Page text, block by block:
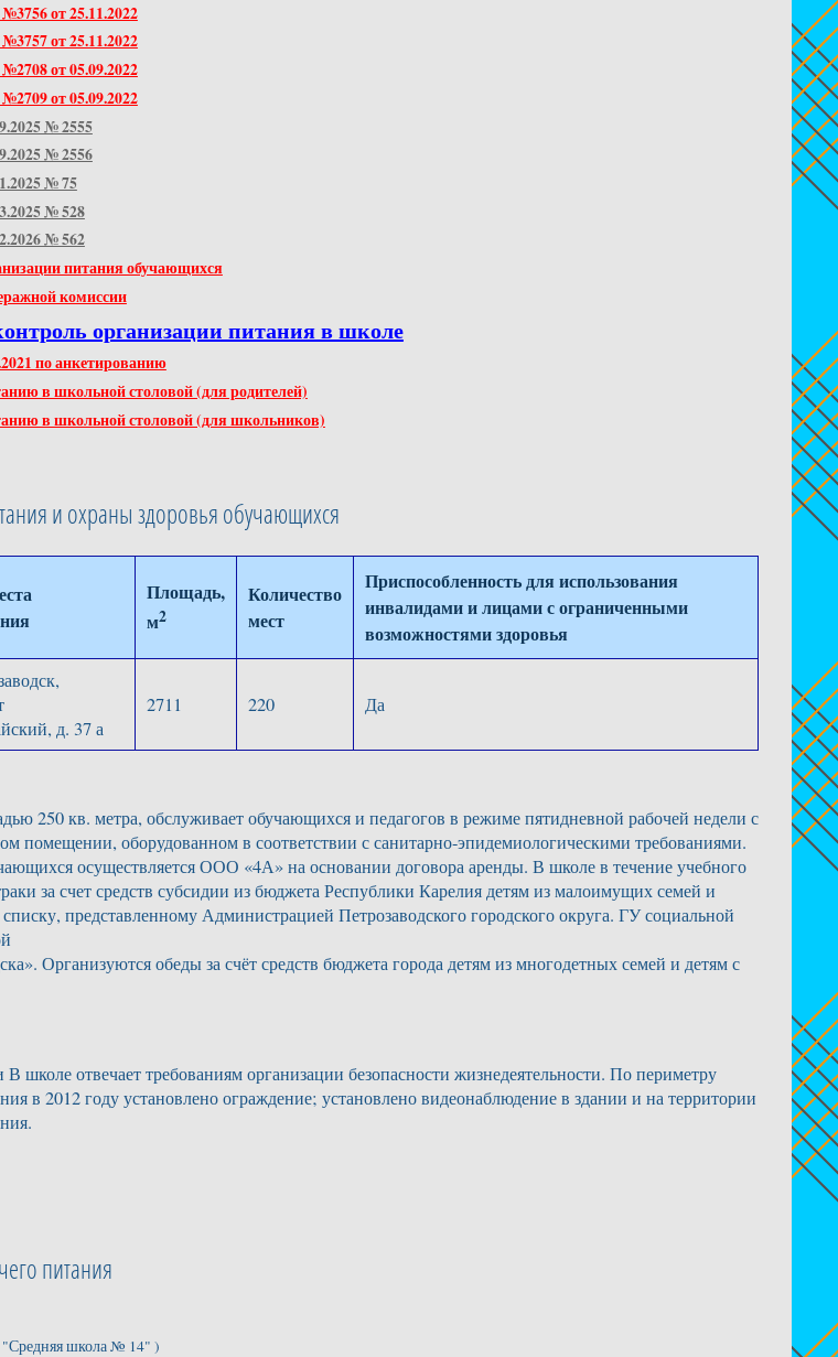
от 25.11.2022
от 25.11.2022
от 05.09.2022
от 05.09.2022
№ 2555
№ 2556
№ 75
№ 528
№ 562
питания обучающихся
комиссии
организации питания в школе
по анкетированию
в школьной столовой (для родителей)
в школьной столовой (для школьников)
и охраны здоровья обучающихся
Площадь,
м2
Количество
мест
Приспособленность для использования
инвалидами и лицами с ограниченными
возможностями здоровья
д. 37 а
2711 220 Да
250 кв. метра, обслуживает обучающихся и педагогов в режиме пятидневной рабочей недели с
помещении, оборудованном в соответствии с санитарно-эпидемиологическими требованиями.
осуществляется ООО «4А» на основании договора аренды. В школе в течение учебного
за счет средств субсидии из бюджета Республики Карелия детям из малоимущих семей и
представленному Администрацией Петрозаводского городского округа. ГУ социальной
Организуются обеды за счёт средств бюджета города детям из многодетных семей и детям с
В школе отвечает требованиям организации безопасности жизнедеятельности. По периметру
в 2012 году установлено ограждение; установлено видеонаблюдение в здании и на территории
питания
школа № 14" )